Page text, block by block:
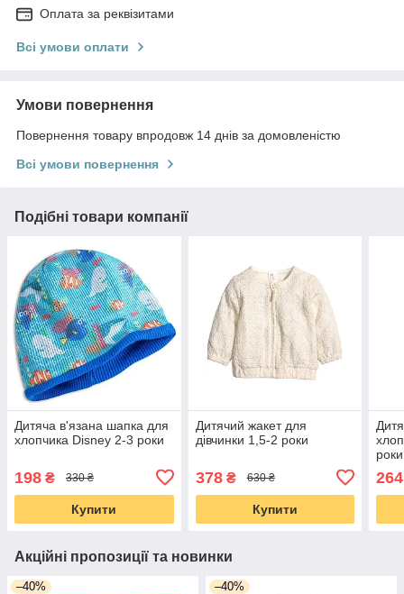
Оплата за реквізитами
Всі умови оплати
Умови повернення
Повернення товару впродовж 14 днів за домовленістю
Всі умови повернення
Подібні товари компанії
Дитяча в'язана шапка для
хлопчика Disney 2-3 роки
198 ₴ 330 ₴
Купити
Дитячий жакет для
дівчинки 1,5-2 роки
378₴ 630 ₴
Купити
роки
264
Акційні пропозиції та новинки
–40% –40%